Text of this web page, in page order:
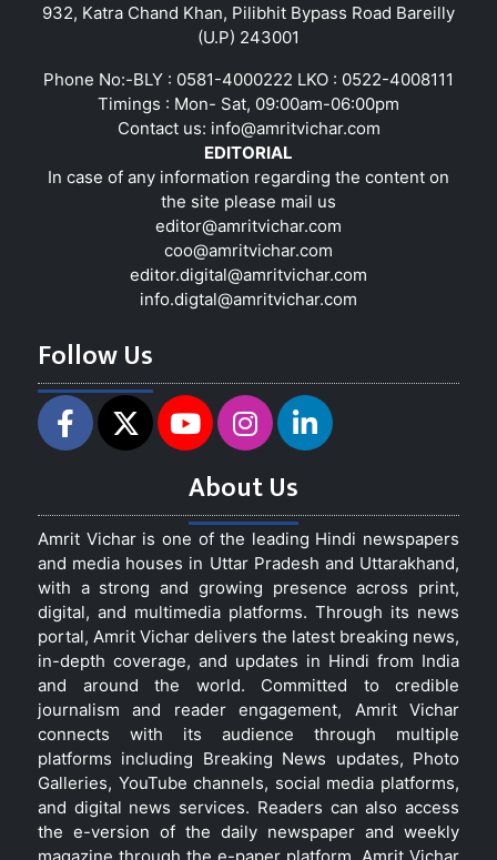
932, Katra Chand Khan, Pilibhit Bypass Road Bareilly
(U.P) 243001
Phone No:-BLY : 0581-4000222 LKO : 0522-4008111
Timings : Mon- Sat, 09:00am-06:00pm
Contact us: info@amritvichar.com
EDITORIAL
In case of any information regarding the content on
the site please mail us
editor@amritvichar.com
coo@amritvichar.com
editor.digital@amritvichar.com
info.digtal@amritvichar.com
Follow Us
About Us
Amrit Vichar is one of the leading Hindi newspapers
and media houses in Uttar Pradesh and Uttarakhand,
with a strong and growing presence across print,
digital, and multimedia platforms. Through its news
portal, Amrit Vichar delivers the latest breaking news,
in-depth coverage, and updates in Hindi from India
and around the world. Committed to credible
journalism and reader engagement, Amrit Vichar
connects with its audience through multiple
platforms including Breaking News updates, Photo
Galleries, YouTube channels, social media platforms,
and digital news services. Readers can also access
the e-version of the daily newspaper and weekly
magazine through the e-paper platform. Amrit Vichar